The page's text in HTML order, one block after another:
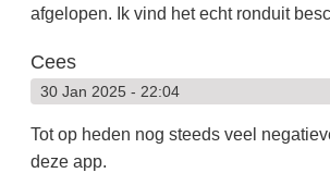
afgelopen. Ik vind het echt ronduit
Cees
30 Jan 2025 - 22:04
Tot op heden nog steeds veel
deze app.